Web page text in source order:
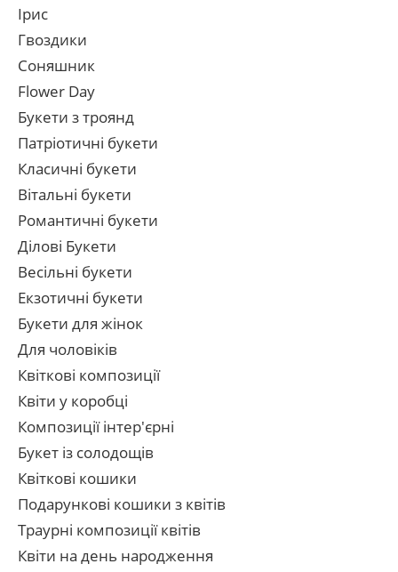
Ірис
Гвоздики
Соняшник
Flower Day
Букети з троянд
Патріотичні букети
Класичні букети
Вітальні букети
Романтичні букети
Ділові Букети
Весільні букети
Екзотичні букети
Букети для жінок
Для чоловіків
Квіткові композиції
Квіти у коробці
Композиції інтер'єрні
Букет із солодощів
Квіткові кошики
Подарункові кошики з квітів
Траурні композиції квітів
Квіти на день народження